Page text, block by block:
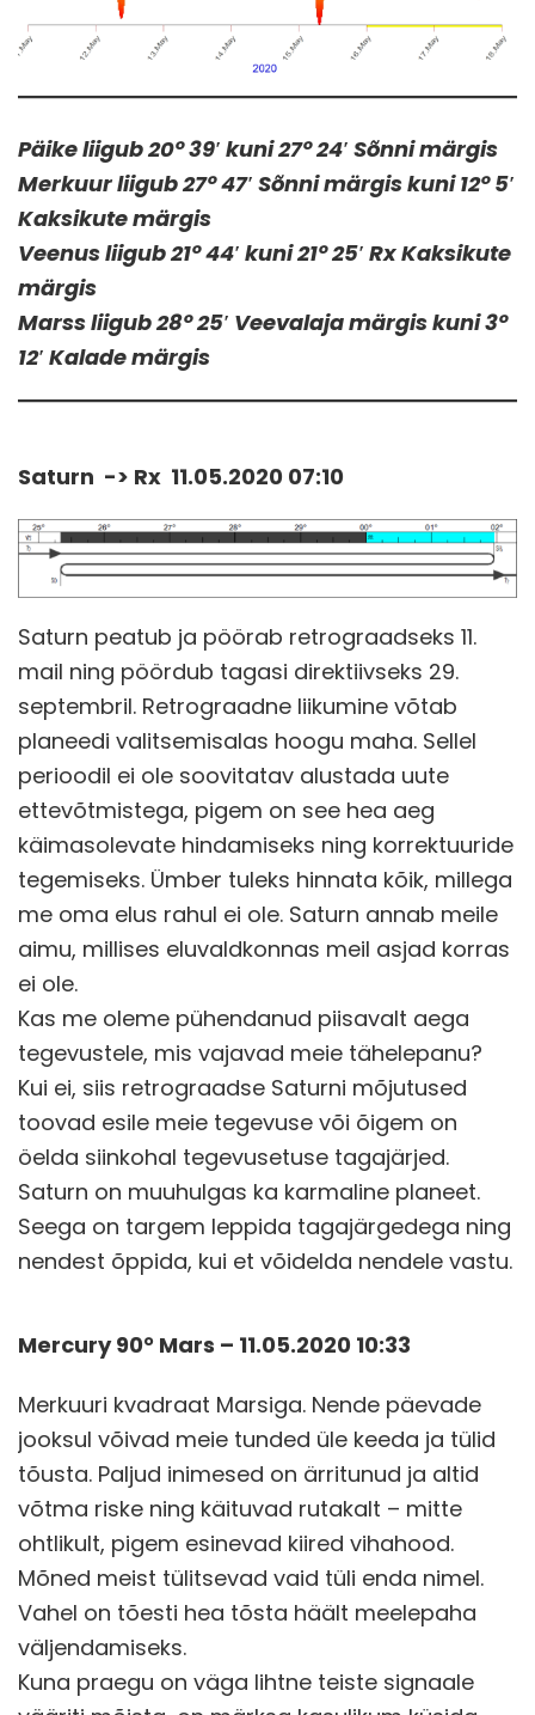
Päike liigub 20° 39′ kuni 27° 24′ Sõnni märgis
Merkuur liigub 27° 47′ Sõnni märgis kuni 12° 5′
Kaksikute märgis
Veenus liigub 21° 44′ kuni 21° 25′ Rx Kaksikute
märgis
Marss liigub 28° 25′ Veevalaja märgis kuni 3°
12′ Kalade märgis
Saturn -> Rx 11.05.2020 07:10
Saturn peatub ja pöörab retrograadseks 11.
mail ning pöördub tagasi direktiivseks 29.
septembril. Retrograadne liikumine võtab
planeedi valitsemisalas hoogu maha. Sellel
perioodil ei ole soovitatav alustada uute
ettevõtmistega, pigem on see hea aeg
käimasolevate hindamiseks ning korrektuuride
tegemiseks. Ümber tuleks hinnata kõik, millega
me oma elus rahul ei ole. Saturn annab meile
aimu, millises eluvaldkonnas meil asjad korras
ei ole.
Kas me oleme pühendanud piisavalt aega
tegevustele, mis vajavad meie tähelepanu?
Kui ei, siis retrograadse Saturni mõjutused
toovad esile meie tegevuse või õigem on
öelda siinkohal tegevusetuse tagajärjed.
Saturn on muuhulgas ka karmaline planeet.
Seega on targem leppida tagajärgedega ning
nendest õppida, kui et võidelda nendele vastu.
Mercury 90° Mars – 11.05.2020 10:33
Merkuuri kvadraat Marsiga. Nende päevade
jooksul võivad meie tunded üle keeda ja tülid
tõusta. Paljud inimesed on ärritunud ja altid
võtma riske ning käituvad rutakalt – mitte
ohtlikult, pigem esinevad kiired vihahood.
Mõned meist tülitsevad vaid tüli enda nimel.
Vahel on tõesti hea tõsta häält meelepaha
väljendamiseks.
Kuna praegu on väga lihtne teiste signaale